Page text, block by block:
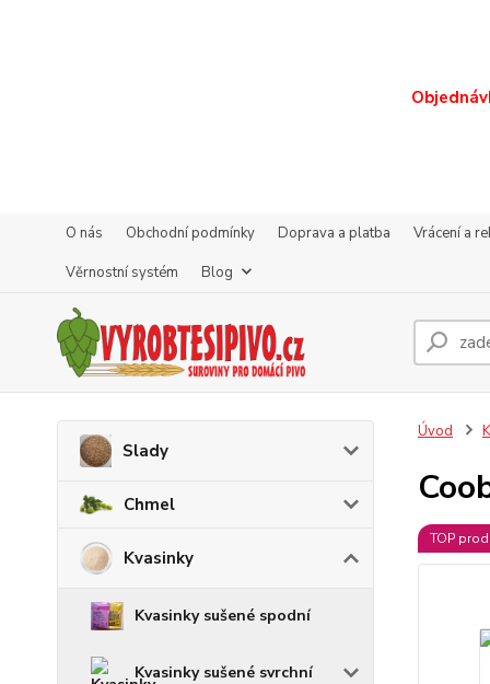
O nás Obchodní podmínky Doprava a platba Vrácení a
Věrnostní systém
Blog
Slady
Chmel
Kvasinky
Kvasinky sušené spodní
Kvasinky sušené svrchní
Úvod
TOP